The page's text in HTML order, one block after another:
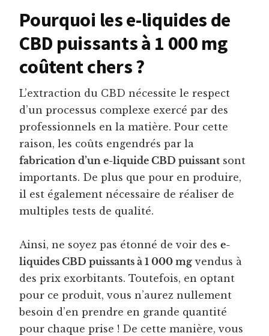
Pourquoi les e-liquides de
CBD puissants à 1 000 mg
coûtent chers ?
L’extraction du CBD nécessite le respect
d’un processus complexe exercé par des
professionnels en la matière. Pour cette
raison, les coûts engendrés par la
fabrication d’un e-liquide CBD puissant sont
importants. De plus que pour en produire,
il est également nécessaire de réaliser de
multiples tests de qualité.
Ainsi, ne soyez pas étonné de voir dese-
liquides CBD puissants à 1 000 mg vendus à
des prix exorbitants. Toutefois, en optant
pour ce produit, vous n’aurez nullement
besoin d’en prendre en grande quantité
pour chaque prise ! De cette manière, vous